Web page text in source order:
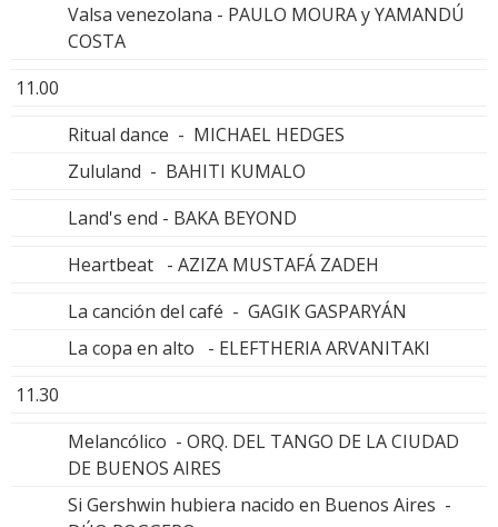
Valsa venezolana - PAULO MOURA y YAMANDÚ
COSTA
11.00
Ritual dance - MICHAEL HEDGES
Zululand - BAHITI KUMALO
Land's end - BAKA BEYOND
Heartbeat - AZIZA MUSTAFÁ ZADEH
La canción del café - GAGIK GASPARYÁN
La copa en alto - ELEFTHERIA ARVANITAKI
11.30
Melancólico - ORQ. DEL TANGO DE LA CIUDAD
DE BUENOS AIRES
Si Gershwin hubiera nacido en Buenos Aires -